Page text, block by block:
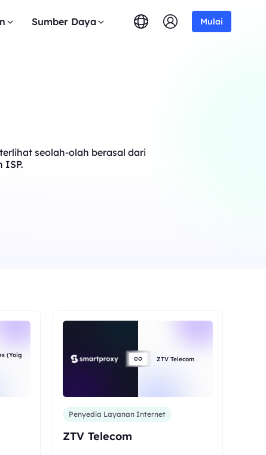
Sumber Daya Mulai
seolah-olah berasal dari
ISP.
(Yoig
ZTV Telecom
Penyedia Layanan Internet
ZTV Telecom